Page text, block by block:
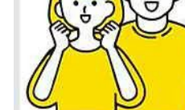
神戸三田 070-1263-6121
宮津店 0772-22-1165
福知山店 0773-25-2888